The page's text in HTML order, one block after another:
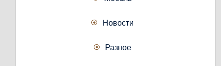
Новости
Разное